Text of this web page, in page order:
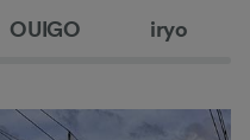
OUIGO iryo